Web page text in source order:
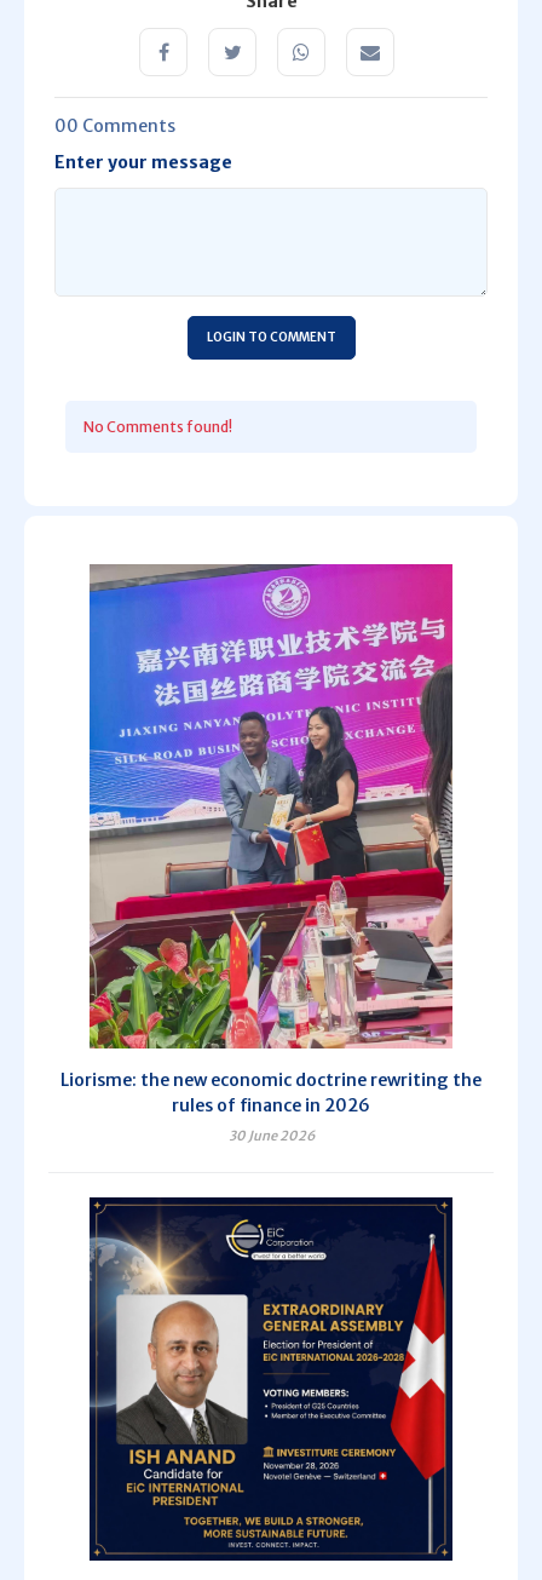
00 Comments
Enter your message
LOGIN TO COMMENT
No Comments found!
Liorisme: the new economic doctrine rewriting the
rules of finance in 2026
30 June 2026